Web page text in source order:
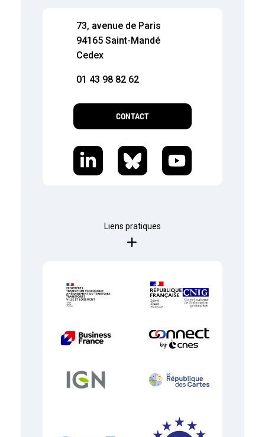
73, avenue de Paris
94165 Saint-Mandé
Cedex
01 43 98 82 62
CONTACT
Liens pratiques